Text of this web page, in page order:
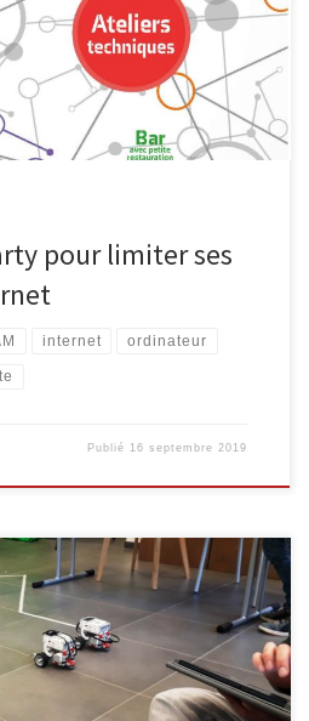
nos pratiques de lecture et
de contenus ne cessent
nouveaux supports apparaissent. […]
pour limiter ses
internet ordinateur
Publié 16 septembre 2019
nouveau des ateliers de
robots Lego. Rendez-vous le
ou le 11/12 à la bibliothèque de
après-midi plein de code et